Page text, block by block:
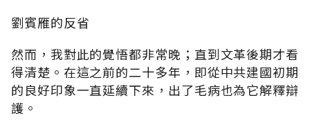
劉賓雁的反省
然而，我對此的覺悟都非常晚；直到文革後期才看
得清楚。在這之前的二十多年，即從中共建國初期
的良好印象一直延續下來，出了毛病也為它解釋辯
護。